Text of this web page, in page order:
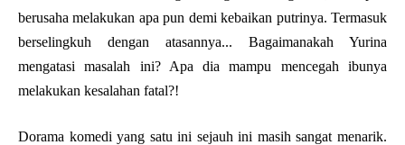
berusaha melakukan apa pun demi kebaikan putrinya. Termasuk
berselingkuh dengan atasannya... Bagaimanakah Yurina
mengatasi masalah ini? Apa dia mampu mencegah ibunya
melakukan kesalahan fatal?!
Dorama komedi yang satu ini sejauh ini masih sangat menarik.